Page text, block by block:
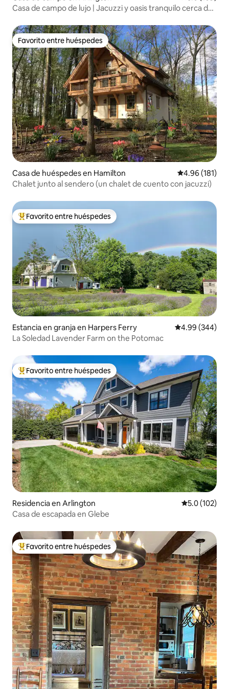
Casa de campo de lujo | Jacuzzi y oasis tranquilo cerca de
Favorito entre huéspedes
Favorito entre huéspedes
Casa de huéspedes en Hamilton Calificación
4.96 (181)
Chalet junto al sendero (un chalet de cuento con jacuzzi)
De los mejores en Favorito entre huéspedes
Favorito entre huéspedes
Estancia en granja en Harpers Ferry Calificación
4.99 (344)
La Soledad Lavender Farm on the Potomac
De los mejores en Favorito entre huéspedes
Favorito entre huéspedes
Residencia en Arlington Calificación
5.0 (102)
Casa de escapada en Glebe
De los mejores en Favorito entre huéspedes
Favorito entre huéspedes